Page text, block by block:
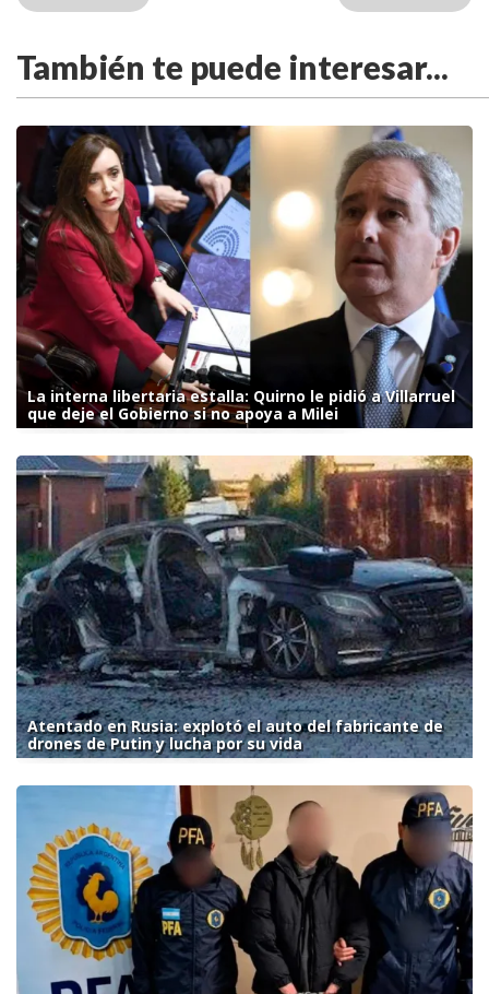
También te puede interesar...
La interna libertaria estalla: Quirno le pidió a Villarruel
que deje el Gobierno si no apoya a Milei
Atentado en Rusia: explotó el auto del fabricante de
drones de Putin y lucha por su vida